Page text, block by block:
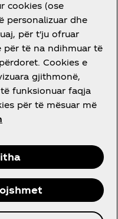
konsumatorin
cookies (ose
personalizuar dhe
për t'ju ofruar
për të na ndihmuar të
Cookies e
gjithmonë,
funksionuar faqja
për të mësuar më